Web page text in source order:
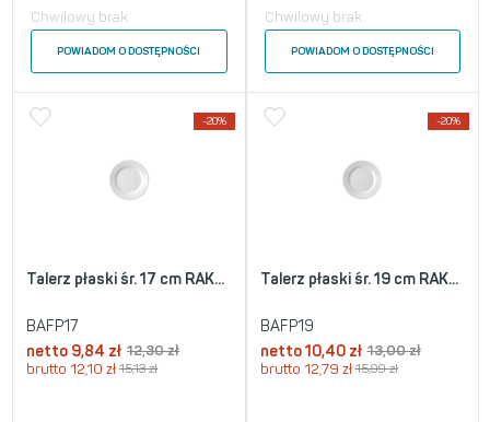
Chwilowy brak
POWIADOM O DOSTĘPNOŚCI
Chwilowy brak
POWIADOM O DOSTĘPNOŚCI
-20%
Talerz płaski śr. 17 cm RAK...
BAFP17
netto 9,84 zł 12,30zł
brutto 12,10 zł 15,13zł
-20%
Talerz płaski śr. 19 cm RAK...
BAFP19
netto 10,40 zł 13,00zł
brutto 12,79 zł 15,99zł